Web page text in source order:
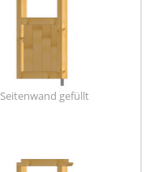
Seitenwand gefüllt